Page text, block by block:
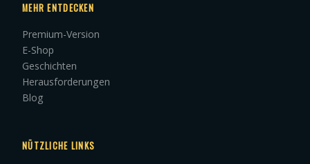
MEHR ENTDECKEN
Premium-Version
E-Shop
Geschichten
Herausforderungen
Blog
NÜTZLICHE LINKS